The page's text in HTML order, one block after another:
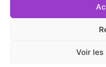
Voir
Politique de cookies